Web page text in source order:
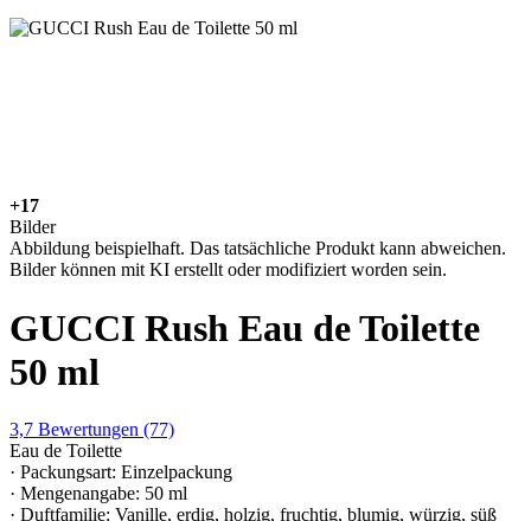
+17
Bilder
Abbildung beispielhaft. Das tatsächliche Produkt kann abweichen.
Bilder können mit KI erstellt oder modifiziert worden sein.
GUCCI Rush Eau de Toilette
50 ml
3,7 Bewertungen (77)
Eau de Toilette
· Packungsart: Einzelpackung
· Mengenangabe: 50 ml
· Duftfamilie: Vanille, erdig, holzig, fruchtig, blumig, würzig, süß